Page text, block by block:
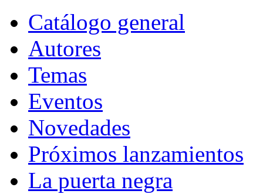
Catálogo general
Autores
Temas
Eventos
Novedades
Próximos lanzamientos
La puerta negra